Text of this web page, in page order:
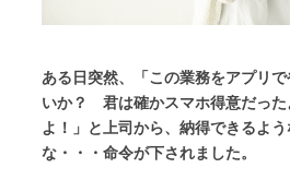
ある日突然、「この業務をアプリ
いか？ 君は確かスマホ得意だった
よ！」と上司から、納得できるよ
な・・・命令が下されました。